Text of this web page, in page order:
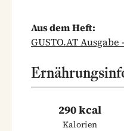
Aus dem Heft:
GUSTO.AT Ausgabe
290 kcal
Kalorien